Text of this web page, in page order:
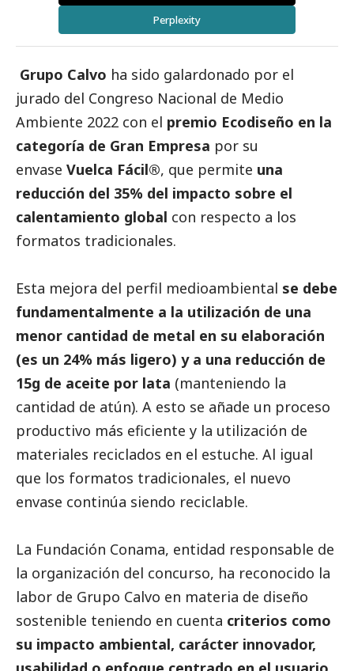
Perplexity
Grupo Calvo ha sido galardonado por el
jurado del Congreso Nacional de Medio
Ambiente 2022 con el premio Ecodiseño en la
categoría de Gran Empresa por su
envase Vuelca Fácil®, que permite una
reducción del 35% del impacto sobre el
calentamiento global con respecto a los
formatos tradicionales.
Esta mejora del perfil medioambiental se debe
fundamentalmente a la utilización de una
menor cantidad de metal en su elaboración
(es un 24% más ligero) y a una reducción de
15g de aceite por lata (manteniendo la
cantidad de atún). A esto se añade un proceso
productivo más eficiente y la utilización de
materiales reciclados en el estuche. Al igual
que los formatos tradicionales, el nuevo
envase continúa siendo reciclable.
La Fundación Conama, entidad responsable de
la organización del concurso, ha reconocido la
labor de Grupo Calvo en materia de diseño
sostenible teniendo en cuenta criterios como
su impacto ambiental, carácter innovador,